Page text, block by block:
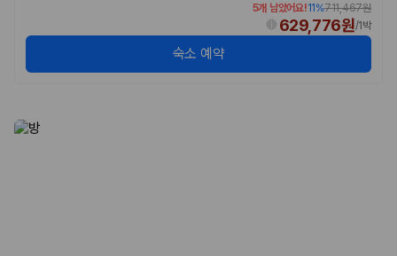
카모아 사이트맵
5개 남았어요!11%711,467원
629,776원/1박
숙소 예약